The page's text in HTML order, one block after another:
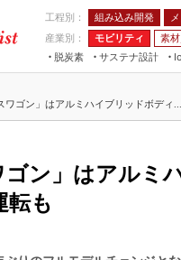
工程別： 組み込み開発
産業別：
モビリティ 素
脱炭素
サステナ設計
ながる工場
AI×設備保全 JIMTOF
IIFES
ワゴン」はアルミハイブリッドボディ...
ゴン」はアルミ
転も